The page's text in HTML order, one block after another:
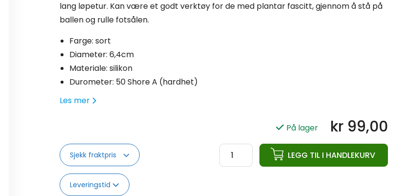
lang løpetur. Kan være et godt verktøy for de med plantar fascitt, gjennom å stå på
ballen og rulle fotsålen.
Farge: sort
Diameter: 6,4cm
Materiale: silikon
Durometer: 50 Shore A (hardhet)
Les mer
På lager kr 99,00
Sjekk fraktpris
Leveringstid
ata
Triggerpunkt
LEGG TIL I HANDLEKURV